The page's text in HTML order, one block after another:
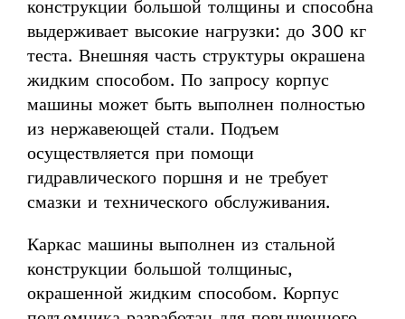
конструкции большой толщины и способна
выдерживает высокие нагрузки: до 300 кг
теста. Внешняя часть структуры окрашена
жидким способом. По запросу корпус
машины может быть выполнен полностью
из нержавеющей стали. Подъем
осуществляется при помощи
гидравлического поршня и не требует
смазки и технического обслуживания.
Каркас машины выполнен из стальной
конструкции большой толщиныс,
окрашенной жидким способом. Корпус